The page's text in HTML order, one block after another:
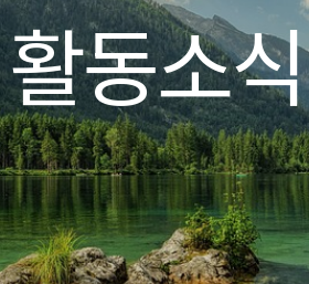
동소식